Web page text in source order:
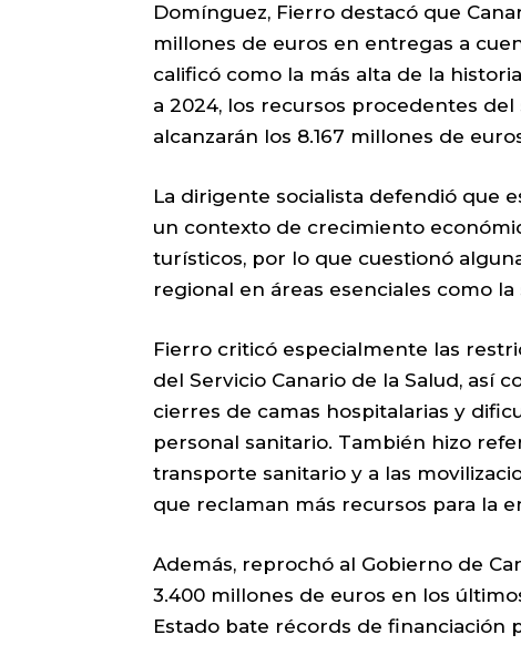
Domínguez, Fierro destacó que
millones de euros en entregas a
calificó como la más alta de la
a 2024, los recursos procedentes
alcanzarán los 8.167 millones de
La dirigente socialista defendió que
un contexto de crecimiento
turísticos, por lo que cuestionó
regional en áreas esenciales como
Fierro criticó especialmente las
del Servicio Canario de la Salud, así
cierres de camas hospitalarias y
personal sanitario. También hizo
transporte sanitario y a las
que reclaman más recursos para la
Además, reprochó al Gobierno de
3.400 millones de euros en los
Estado bate récords de financiación